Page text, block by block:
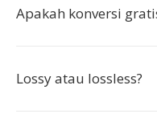
Apakah konversi
Lossy atau lossless?